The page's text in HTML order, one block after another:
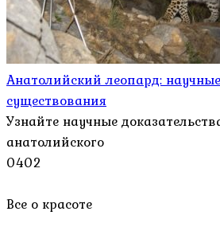
Анатолийский леопард:
существования
Узнайте научные
анатолийского
0402
Все о красоте